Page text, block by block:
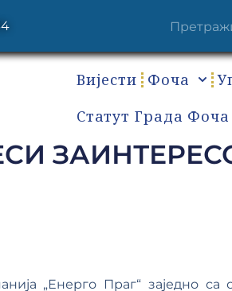
Вијести Фоча
Статут Града Фоча
„Енерго Праг“ заједно